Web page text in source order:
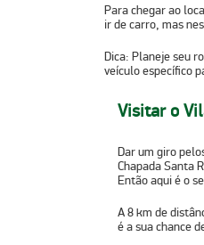
Para chegar ao
ir de carro, mas
Dica: Planeje seu
veículo específico
Visitar o
Dar um giro
Chapada Santa
Então aqui é o
A 8 km de
é a sua chance